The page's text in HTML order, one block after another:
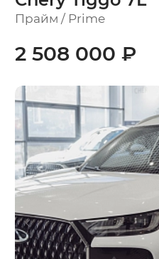
Прайм / Prime
2 508 000 ₽